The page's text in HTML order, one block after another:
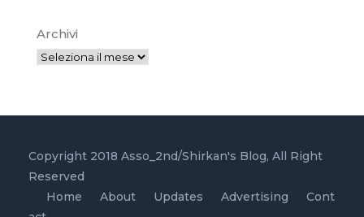
Archivi
Copyright 2018 Asso_2nd/Shirkan's Blog, All Right
Reserved
Home
About Updates Advertising
Cont